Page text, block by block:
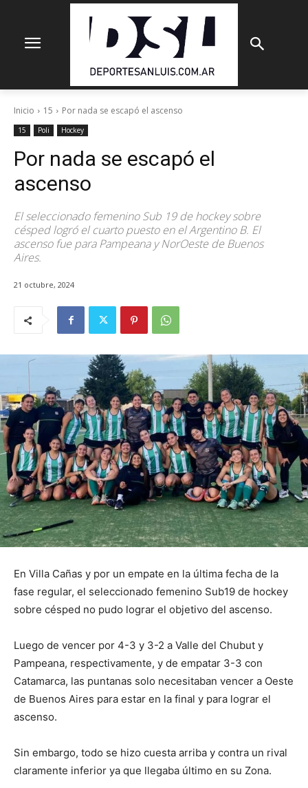
Inicio 15 Por nada se escapó el ascenso
15 Poli Hockey
Por nada se escapó el
ascenso
El seleccionado femenino Sub 19 de hockey sobre
césped logró el cuarto puesto en el Argentino B. El
ascenso fue para Pampeana y NorOeste de Buenos
Aires.
21 octubre, 2024
En Villa Cañas y por un empate en la última fecha de la
fase regular, el seleccionado femenino Sub19 de hockey
sobre césped no pudo lograr el objetivo del ascenso.
Luego de vencer por 4-3 y 3-2 a Valle del Chubut y
Pampeana, respectivamente, y de empatar 3-3 con
Catamarca, las puntanas solo necesitaban vencer a Oeste
de Buenos Aires para estar en la final y para lograr el
ascenso.
Sin embargo, todo se hizo cuesta arriba y contra un rival
claramente inferior ya que llegaba último en su Zona.